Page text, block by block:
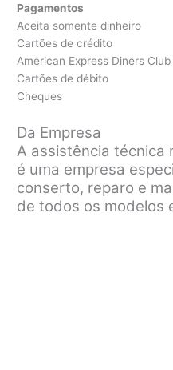
Pagamentos
Aceita somente dinheiro
Cartões de crédito
American Express Diners
Cartões de débito
Cheques
Da Empresa
A assistência técnica
é uma empresa
conserto, reparo e
de todos os modelos